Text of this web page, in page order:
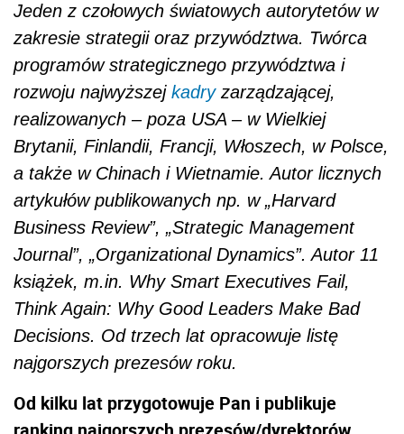
Jeden z czołowych światowych autorytetów w
zakresie strategii oraz przywództwa. Twórca
programów strategicznego przywództwa i
rozwoju najwyższej kadryzarządzającej,
realizowanych – poza USA – w Wielkiej
Brytanii, Finlandii, Francji, Włoszech, w Polsce,
a także w Chinach i Wietnamie. Autor licznych
artykułów publikowanych np. w „Harvard
Business Review”, „Strategic Management
Journal”, „Organizational Dynamics”. Autor 11
książek, m.in. Why Smart Executives Fail,
Think Again: Why Good Leaders Make Bad
Decisions. Od trzech lat opracowuje listę
najgorszych prezesów roku.
Od kilku lat przygotowuje Pan i publikuje